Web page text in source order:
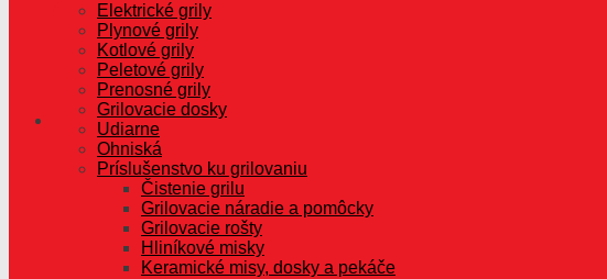
Elektrické grily
Plynové grily
Kotlové grily
Peletové grily
Prenosné grily
Grilovacie dosky
Udiarne
Ohniská
Príslušenstvo ku grilovaniu
Čistenie grilu
Grilovacie náradie a pomôcky
Grilovacie rošty
Hliníkové misky
Keramické misy, dosky a pekáče